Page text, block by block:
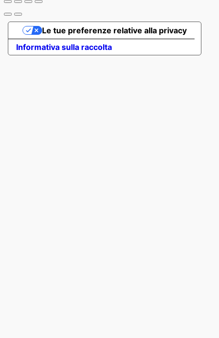
Informativa sulla raccolta
Le tue preferenze relative alla privacy